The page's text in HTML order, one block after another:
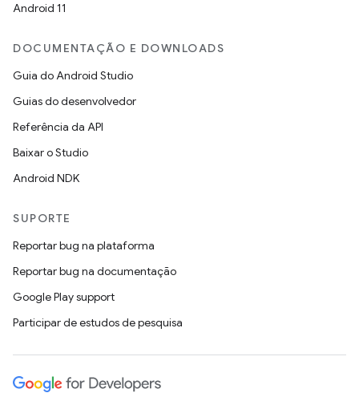
Android 11
DOCUMENTAÇÃO E DOWNLOADS
Guia do Android Studio
Guias do desenvolvedor
Referência da API
Baixar o Studio
Android NDK
SUPORTE
Reportar bug na plataforma
Reportar bug na documentação
Google Play support
Participar de estudos de pesquisa